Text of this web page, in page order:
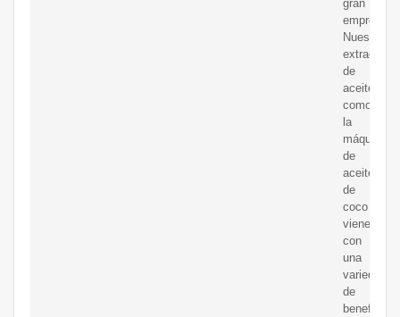
gran
empresa:
Nuestras
extractoras
de
aceite
como
la
máquina
de
aceite
de
coco
vienen
con
una
variedad
de
beneficios